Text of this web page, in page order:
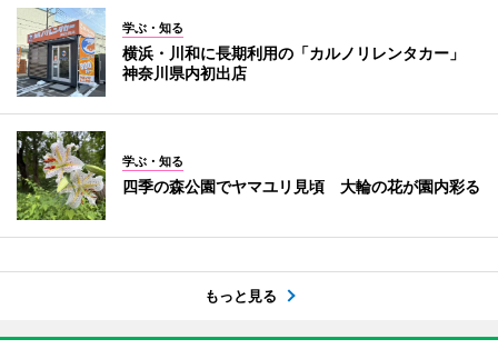
学ぶ・知る
横浜・川和に長期利用の「カルノリレンタカー」
神奈川県内初出店
学ぶ・知る
四季の森公園でヤマユリ見頃 大輪の花が園内彩る
もっと見る